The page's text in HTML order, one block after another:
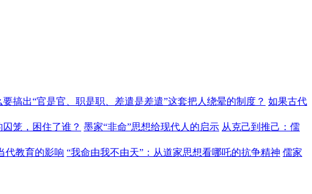
搞出“官是官、职是职、差遣是差遣”这套把人绕晕的制度？ 如果古代
笼，困住了谁？ 墨家“非命”思想给现代人的启示 从克己到推己：儒
代教育的影响 “我命由我不由天”：从道家思想看哪吒的抗争精神 儒家